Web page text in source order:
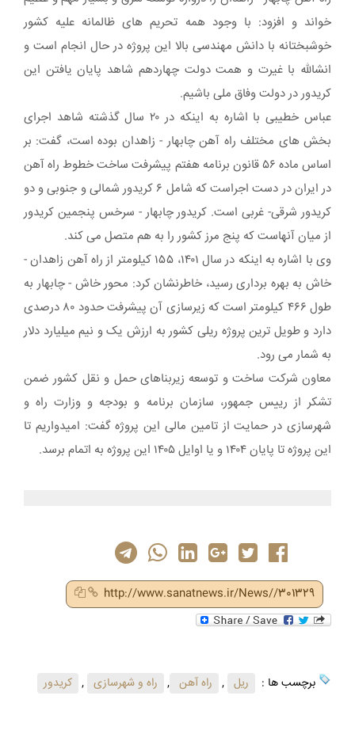
خواند و افزود: با وجود همه تحریم های ظالمانه علیه کشور
خوشبختانه با دانش مهندسی بالا این پروژه در حال انجام است و
انشالله با غیرت و همت دولت چهاردهم شاهد پایان یافتن این
کریدور در دولت وفاق ملی باشیم.
عباس خطیبی با اشاره به اینکه در ۲۰ سال گذشته شاهد اجرای
بخش های مختلف راه آهن چابهار - زاهدان بوده است، گفت: بر
اساس ماده ۵۶ قانون برنامه هفتم پیشرفت ساخت خطوط راه آهن
در ایران در دست اجراست که شامل ۶ کریدور شمالی و جنوبی و دو
کریدور شرقی- غربی است. کریدور چابهار - سرخس پنجمین کریدور
از میان آنهاست که پنج مرز کشور را به هم متصل می کند.
وی با اشاره به اینکه در سال ۱۴۰۱، ۱۵۵ کیلومتر از راه آهن زاهدان -
خاش به بهره برداری رسید، خاطرنشان کرد: محور خاش - چابهار به
طول ۴۶۶ کیلومتر است که زیرسازی آن پیشرفت حدود ۸۰ درصدی
دارد و طویل ترین پروژه ریلی کشور به ارزش یک و نیم میلیارد دلار
به شمار می رود.
معاون شرکت ساخت و توسعه زیربناهای حمل و نقل کشور ضمن
تشکر از رییس جمهور، سازمان برنامه و بودجه و وزارت راه و
شهرسازی در حمایت از تامین مالی این پروژه گفت: امیدواریم تا
این پروژه تا پایان ۱۴۰۴ و یا اوایل ۱۴۰۵ این پروژه به اتمام برسد.
http://www.sanatnews.ir/News//301329
برچسب ها : ریل , راه آهن , راه و شهرسازی , کریدور